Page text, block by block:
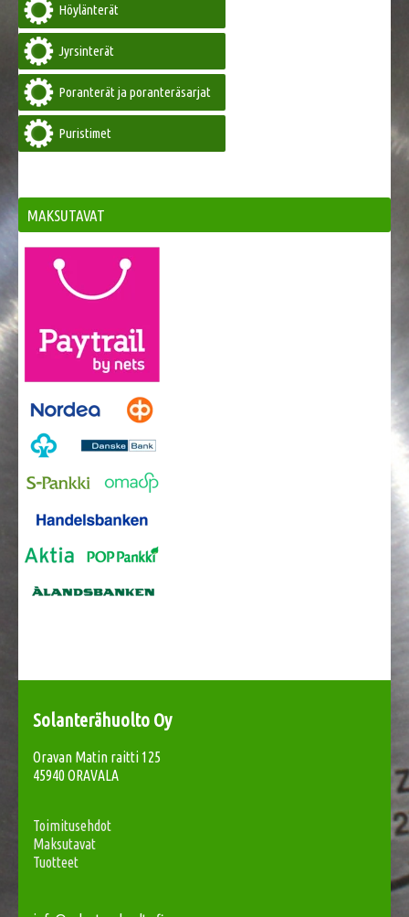
Höylänterät
Jyrsinterät
Poranterät ja poranteräsarjat
Puristimet
MAKSUTAVAT
Solanterähuolto Oy
Oravan Matin raitti 125
45940 ORAVALA
Toimitusehdot
Maksutavat
Tuotteet